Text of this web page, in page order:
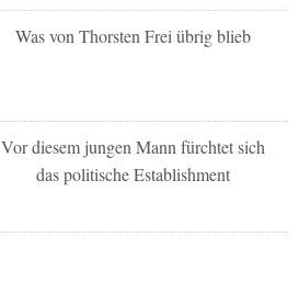
Was von Thorsten Frei übrig blieb
Vor diesem jungen Mann fürchtet sich
das politische Establishment